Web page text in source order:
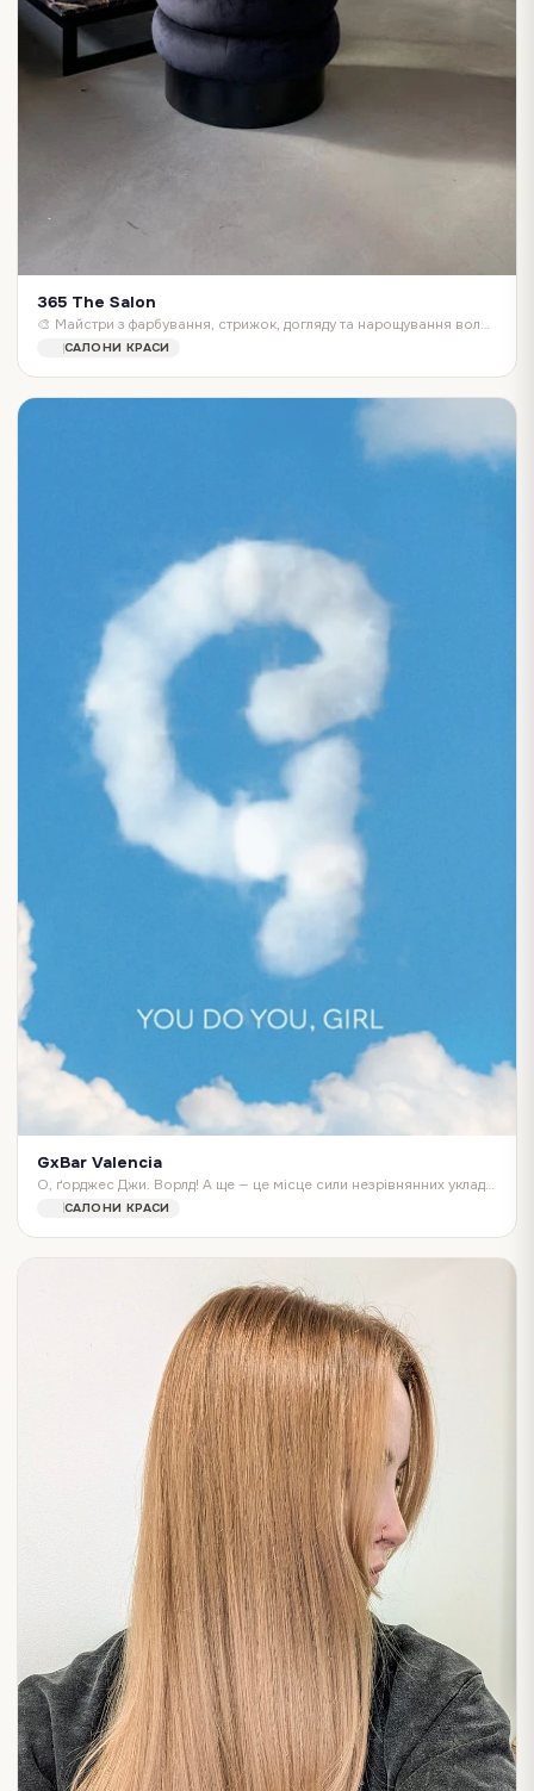
365 The Salon
🎨 Майстри з фарбування, стрижок, догляду та нарощування волосся 🎓 Навчання в @365theeducation ✨ Засновано @albina_khokonova_
САЛОНИ КРАСИ
GxBar Valencia
О, ґорджес Джи. Ворлд! А ще — це місце сили незрівнянних укладок, ідеальних мейків та легендарних нейл-артів! G×Bar — це 55 б'юті-бари у 13 країнах, десятки тис…
САЛОНИ КРАСИ